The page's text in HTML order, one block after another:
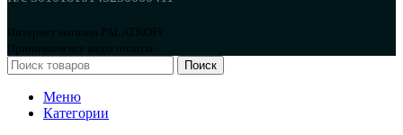
Интернет магазин PALATKOFF
Принимаем все виды оплаты.
Поиск
Меню
Категории